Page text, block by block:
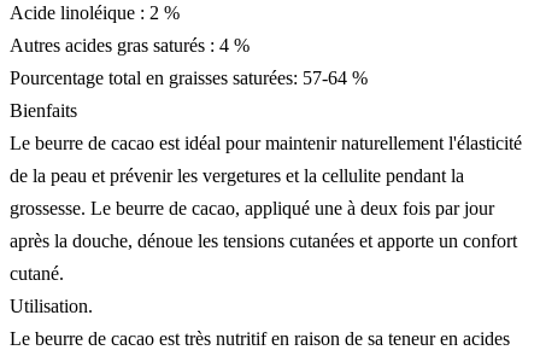
Acide linoléique : 2 %
Autres acides gras saturés : 4 %
Pourcentage total en graisses saturées: 57-64 %
Bienfaits
Le beurre de cacao est idéal pour maintenir naturellement l'élasticité
de la peau et prévenir les vergetures et la cellulite pendant la
grossesse. Le beurre de cacao, appliqué une à deux fois par jour
après la douche, dénoue les tensions cutanées et apporte un confort
cutané.
Utilisation.
Le beurre de cacao est très nutritif en raison de sa teneur en acides